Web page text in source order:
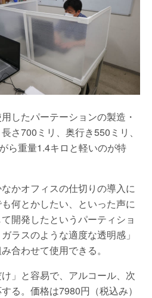
したパーテーションの製造・
さ700ミリ、奥行き550ミリ、
ら重量1.4キロと軽いのが特
かオフィスの仕切りの導入に
何とかしたい、といった声に
開発したというパーティショ
ラスのような適度な透明感」
合わせて使用できる。
」と容易で、アルコール、次
る。価格は7980円（税込み）